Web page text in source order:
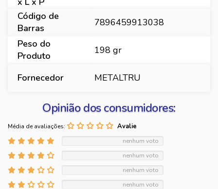
Código de
Barras
7896459913038
Peso do
Produto
198 gr
Fornecedor METALTRU
Opinião dos consumidores:
Média de avaliações:
nenhum voto
nenhum voto
nenhum voto
nenhum voto